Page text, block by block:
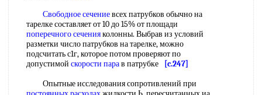
Свободное сечениевсех патрубков обычно на
тарелке составляет от 10 до 15% от площади
поперечного сеченияколонны. Выбрав из условий
разметки число патрубков на тарелке, можно
подсчитать с1г, которое потом проверяют по
допустимой скорости парав патрубке
[c.247]
Опытные исследования сопротивлений при